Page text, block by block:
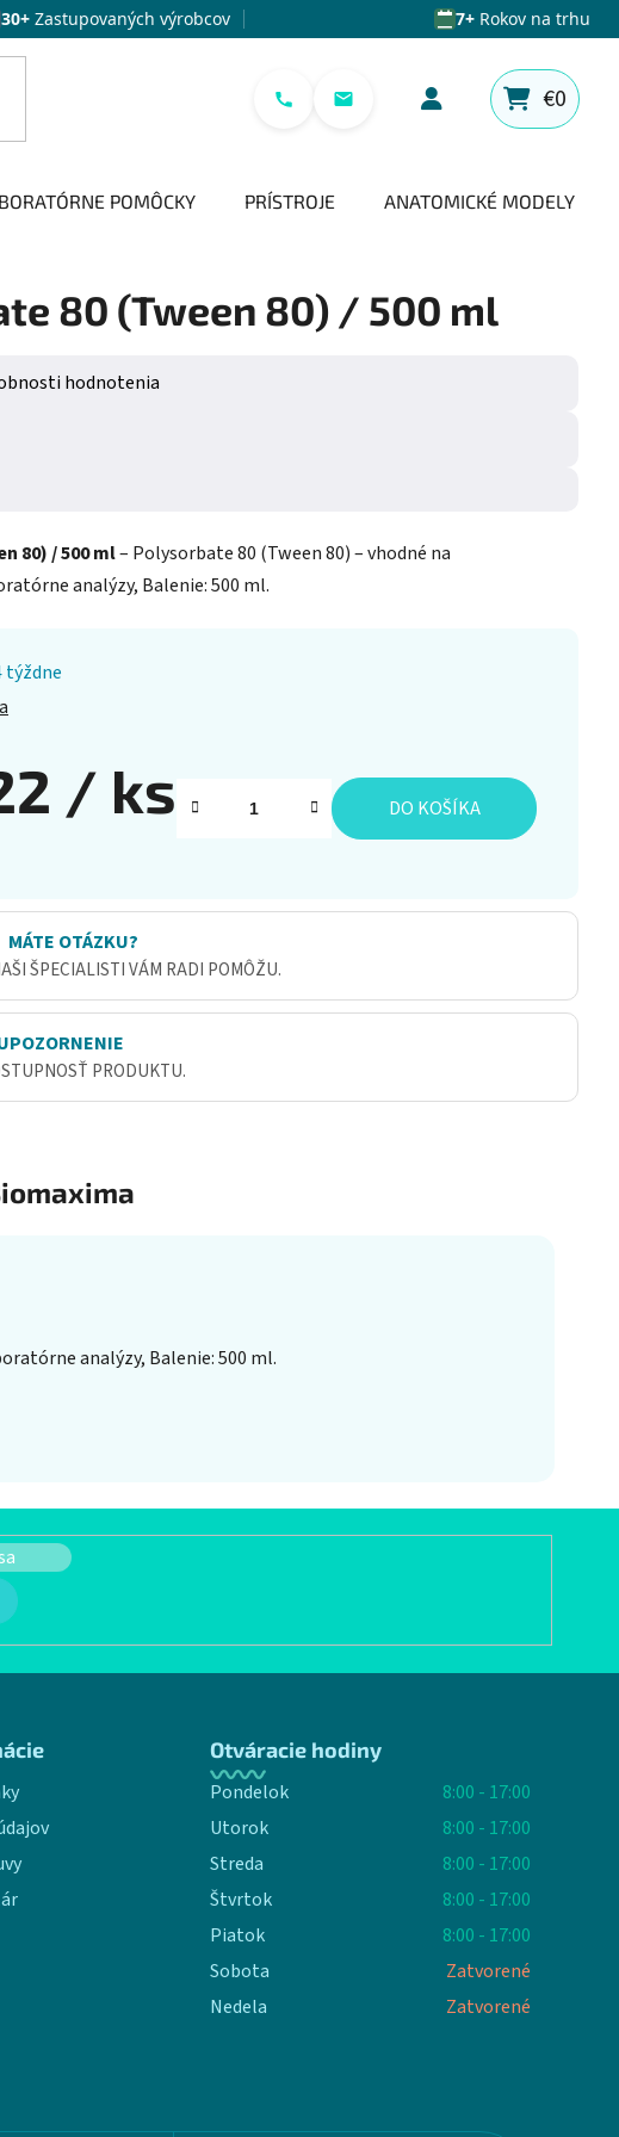
30+ Zastupovaných výrobcov 7+Rokov na trhu
NÁKUPNÝ
€0
POMÔCKY PRÍSTROJE ANATOMICKÉ MODELY
80 (Tween 80) / 500 ml
produktu je 0,0 z 5 hviezdičiek.
hodnotenia
80) / 500 ml– Polysorbate 80 (Tween 80) – vhodné na
analýzy, Balenie: 500 ml.
týždne
/ ks DO KOŠÍKA
MÁTE OTÁZKU?
ŠPECIALISTI VÁM RADI POMÔŽU.
PRODUKTU.
analýzy, Balenie: 500 ml.
SA
Otváracie hodiny
Pondelok
8:00 - 17:00
Utorok
8:00 - 17:00
Streda
8:00 - 17:00
Štvrtok
8:00 - 17:00
Piatok
8:00 - 17:00
Sobota
Zatvorené
Nedela
Zatvorené